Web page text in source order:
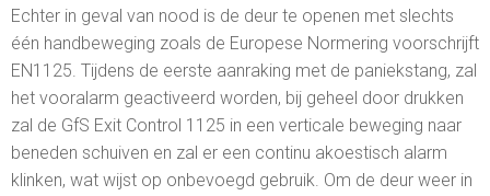
Echter in geval van nood is de deur te openen met slechts
één handbeweging zoals de Europese Normering voorschrijft
EN1125. Tijdens de eerste aanraking met de paniekstang, zal
het vooralarm geactiveerd worden, bij geheel door drukken
zal de GfS Exit Control 1125 in een verticale beweging naar
beneden schuiven en zal er een continu akoestisch alarm
klinken, wat wijst op onbevoegd gebruik. Om de deur weer in